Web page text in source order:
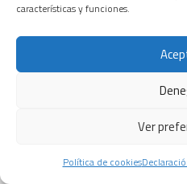
características y funciones.
Ver
Política de cookies